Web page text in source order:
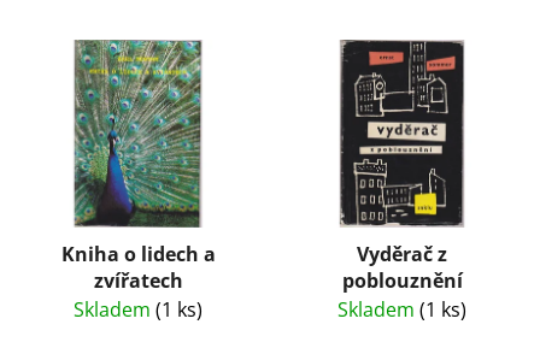
Kniha o lidech a
zvířatech
Skladem (1 ks)
Vyděrač z
poblouznění
Skladem (1 ks)